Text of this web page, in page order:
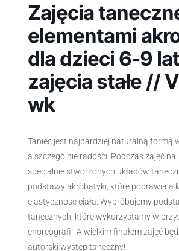
Zajęcia
elementami
dla dzieci 6-9
zajęcia stałe //
wk
Taniec jest najbardziej naturalną formą
a szczególnie radości! Podczas zajęć
specjalnie stworzonych układów
podstawy akrobatyki, które poprawiają
elastyczność ciała. Wypróbujemy
tanecznych, które wykorzystamy w
choreografii. A wielkim finałem zajęć
autorski występ taneczny!